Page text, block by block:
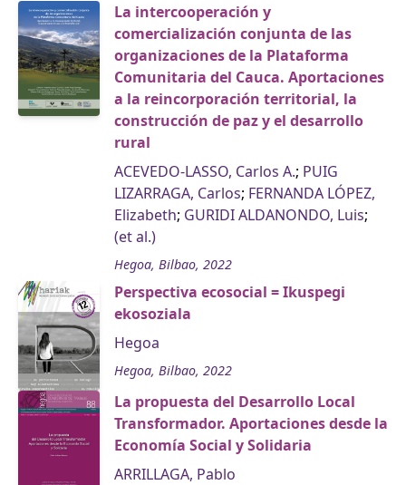
La intercooperación y
comercialización conjunta de las
organizaciones de la Plataforma
Comunitaria del Cauca. Aportaciones
a la reincorporación territorial, la
construcción de paz y el desarrollo
rural
ACEVEDO-LASSO, Carlos A.; PUIG
LIZARRAGA, Carlos; FERNANDA LÓPEZ,
Elizabeth; GURIDI ALDANONDO, Luis;
(et al.)
Hegoa, Bilbao, 2022
Perspectiva ecosocial = Ikuspegi
ekosoziala
Hegoa
Hegoa, Bilbao, 2022
La propuesta del Desarrollo Local
Transformador. Aportaciones desde la
Economía Social y Solidaria
ARRILLAGA, Pablo